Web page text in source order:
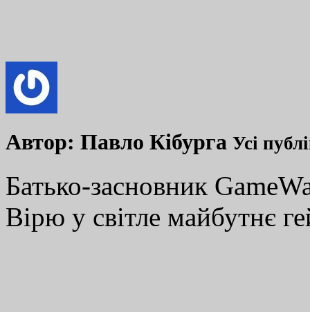
Автор: Павло Кібурга Усі
Батько-засновник
Вірю у світле майбутнє